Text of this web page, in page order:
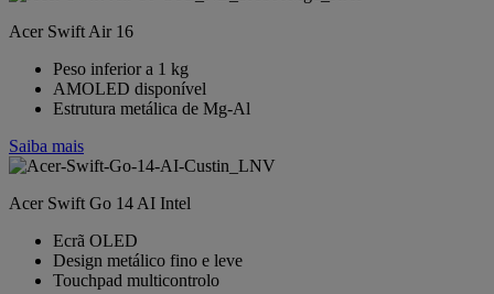
Acer Swift Air 16
Peso inferior a 1 kg
AMOLED disponível
Estrutura metálica de Mg-Al
Saiba mais
Acer Swift Go 14 AI Intel
Ecrã OLED
Design metálico fino e leve
Touchpad multicontrolo